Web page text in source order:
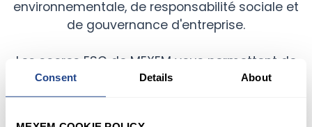
Consent Details About
environnementale, de responsabilité sociale et
de gouvernance d'entreprise.
Les scores ESG de MEXEM vous permettent de
mieux comprendre l'engagement d'une
entreprise en matière de normes éthiques et